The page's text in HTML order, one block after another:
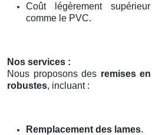
Coût légèrement
comme le PVC.
Nos services :
Nous proposons des remises
robustes, incluant :
Remplacement des lames.